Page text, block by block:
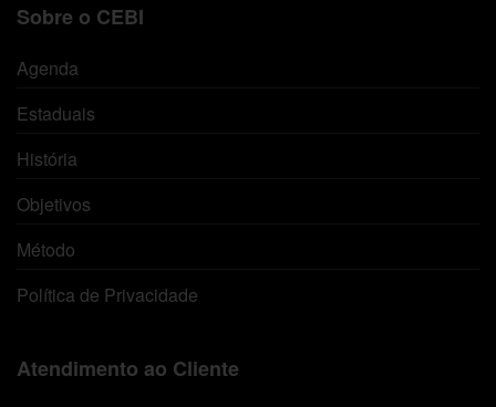
Sobre o CEBI
Agenda
Estaduais
História
Objetivos
Método
Política de Privacidade
Atendimento ao Cliente